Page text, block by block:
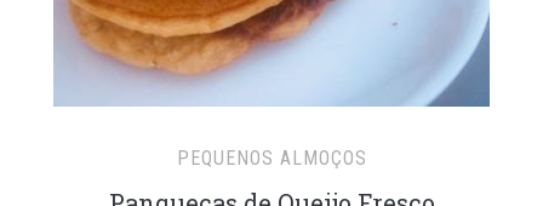
PEQUENOS ALMOÇOS